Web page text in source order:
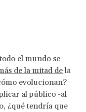
el mundo se
de la mitad dela
evolucionan?
al público -al
¿qué tendría que